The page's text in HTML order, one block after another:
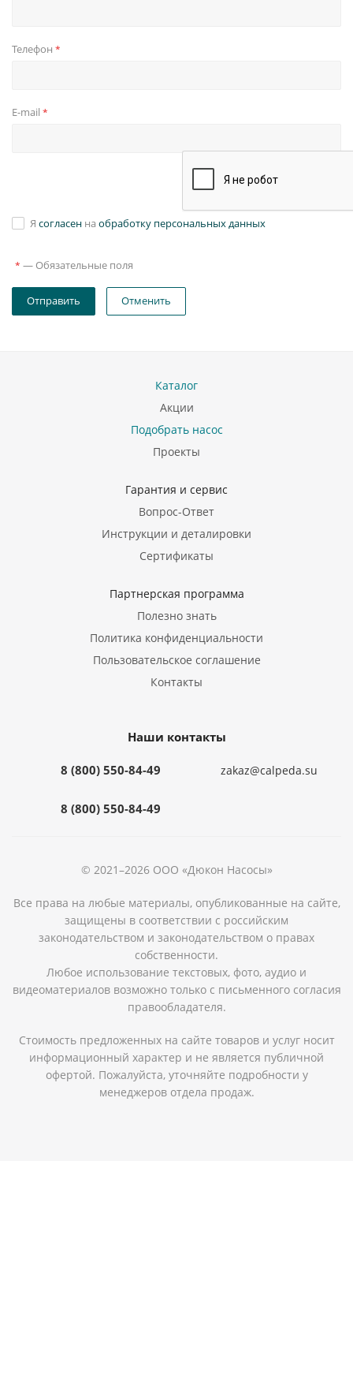
Телефон *
E-mail *
Я согласен на обработку персональных данных
* — Обязательные поля
Отправить Отменить
Каталог
Акции
Подобрать насос
Проекты
Гарантия и сервис
Вопрос-Ответ
Инструкции и деталировки
Сертификаты
Партнерская программа
Полезно знать
Политика конфиденциальности
Пользовательское соглашение
Контакты
Наши контакты
8 (800) 550-84-49
8 (800) 550-84-49
zakaz@calpeda.su
© 2021–2026 ООО «Дюкон Насосы»
Все права на любые материалы, опубликованные на сайте,
защищены в соответствии с российским
законодательством и законодательством о правах
собственности.
Любое использование текстовых, фото, аудио и
видеоматериалов возможно только с письменного согласия
правообладателя.
Стоимость предложенных на сайте товаров и услуг носит
информационный характер и не является публичной
офертой. Пожалуйста, уточняйте подробности у
менеджеров отдела продаж.